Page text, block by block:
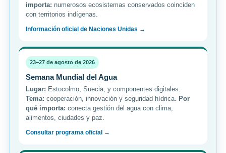
importa: numerosos ecosistemas conservados coinciden
con territorios indígenas.
Información oficial de Naciones Unidas →
23–27 de agosto de 2026
Semana Mundial del Agua
Lugar: Estocolmo, Suecia, y componentes digitales.
Tema: cooperación, innovación y seguridad hídrica.
Por
qué importa: conecta gestión del agua con clima,
alimentos, ciudades y paz.
Consultar programa oficial →